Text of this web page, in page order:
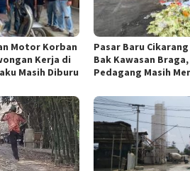
Motor Korban
Kerja di
Masih Diburu
Pasar Baru
Bak Kawasan
Pedagang Masih